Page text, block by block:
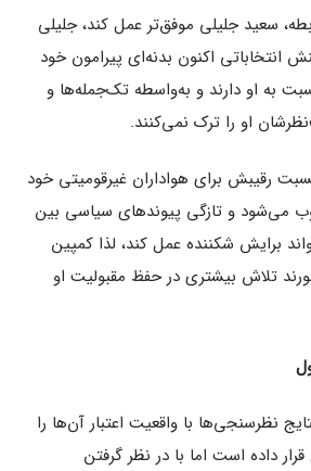
سعید جلیلی موفق‌تر عمل کند، جلیلی
انتخاباتی اکنون بدنه‌ای پیرامون خود
به او دارند و به‌واسطه تک‌جمله‌ها و
او را ترک نمی‌کنند.
رقیبش برای هواداران غیرقومیتی خود
می‌شود و تازگی پیوندهای سیاسی بین
برایش شکننده عمل کند، لذا کمپین
تلاش بیشتری در حفظ مقبولیت او
نظرسنجی‌ها با واقعیت اعتبار آن‌ها را
داده است اما با در نظر گرفتن